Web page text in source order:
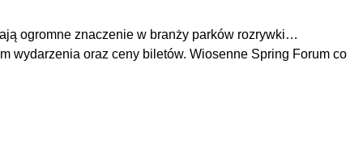
ogromne znaczenie w branży parków rozrywki…
wydarzenia oraz ceny biletów. Wiosenne Spring Forum co